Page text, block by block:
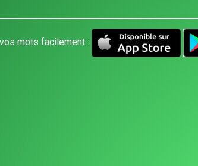
mots facilement :